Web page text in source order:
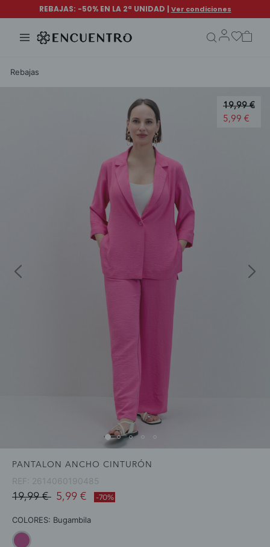
Rebajas
Price
19,99 €
5,99 €
PANTALON ANCHO CINTURÓN
REF: 2614060190485
Price reduced from
19,99 €to5,99 € -70%
COLORES: Bugambila